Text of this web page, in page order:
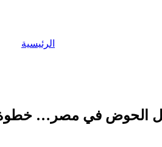
الرئيسية
الحوض في مصر… خطوة